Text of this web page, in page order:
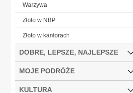
Warzywa
Złoto w NBP
Złoto w kantorach
DOBRE, LEPSZE, NAJLEPSZE
MOJE PODRÓŻE
KULTURA